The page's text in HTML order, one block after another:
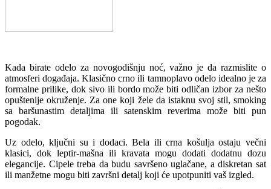
Kada birate odelo za novogodišnju noć, važno je da razmislite o
atmosferi događaja. Klasično crno ili tamnoplavo odelo idealno je za
formalne prilike, dok sivo ili bordo može biti odličan izbor za nešto
opuštenije okruženje. Za one koji žele da istaknu svoj stil, smoking
sa baršunastim detaljima ili satenskim reverima može biti pun
pogodak.
Uz odelo, ključni su i dodaci. Bela ili crna košulja ostaju večni
klasici, dok leptir-mašna ili kravata mogu dodati dodatnu dozu
elegancije. Cipele treba da budu savršeno uglačane, a diskretan sat
ili manžetne mogu biti završni detalj koji će upotpuniti vaš izgled.